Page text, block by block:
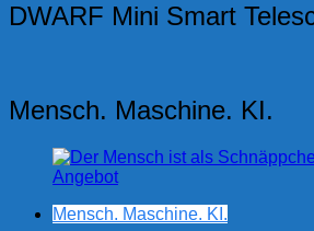
DWARF Mini Smart
Mensch. Maschine. KI.
Mensch. Maschine. KI.